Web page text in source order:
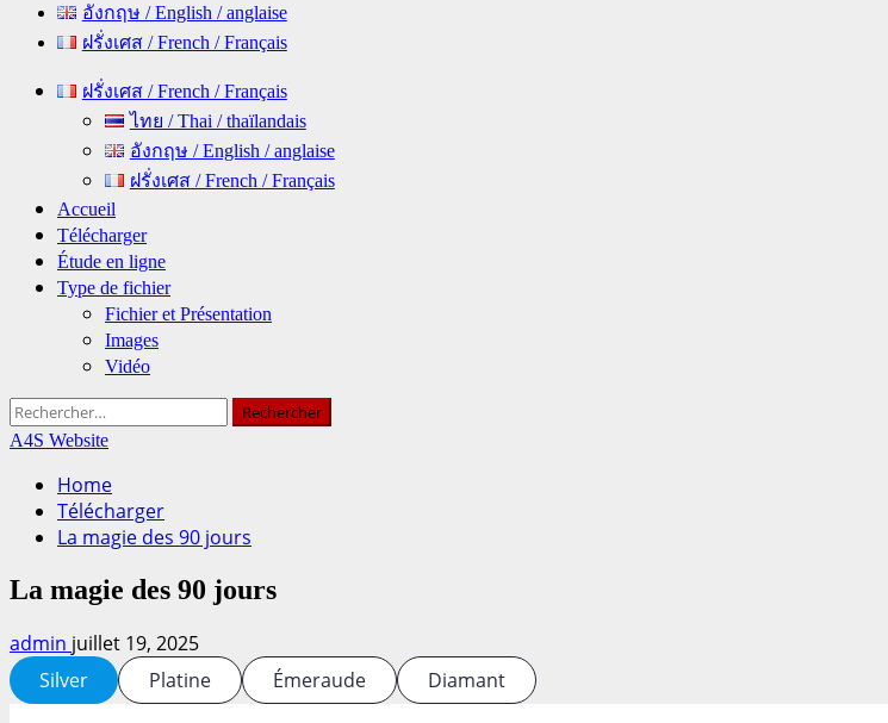
อังกฤษ / English / anglaise
ฝรั่งเศส / French / Français
Primary ฝรั่งเศส / French / Français
ไทย / Thai / thaïlandais
อังกฤษ / English / anglaise
ฝรั่งเศส / French / Français
Accueil
Télécharger
Étude en ligne
Type de fichier
Fichier et Présentation
Images
Vidéo
Rechercher :
A4S Website
Home
Télécharger
La magie des 90 jours
La magie des 90 jours
admin juillet 19, 2025
Silver
Platine Émeraude Diamant